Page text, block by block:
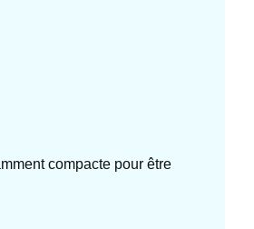
compacte pour être